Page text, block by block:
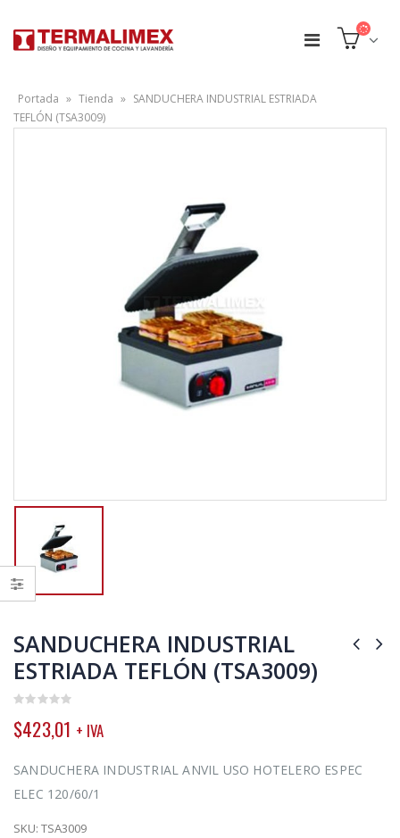
Portada » Tienda » SANDUCHERA INDUSTRIAL ESTRIADA
TEFLÓN (TSA3009)
SANDUCHERA INDUSTRIAL
ESTRIADA TEFLÓN (TSA3009)
out
of
$423,01 + IVA
SANDUCHERA INDUSTRIAL ANVIL USO HOTELERO ESPEC
ELEC 120/60/1
SKU: TSA3009